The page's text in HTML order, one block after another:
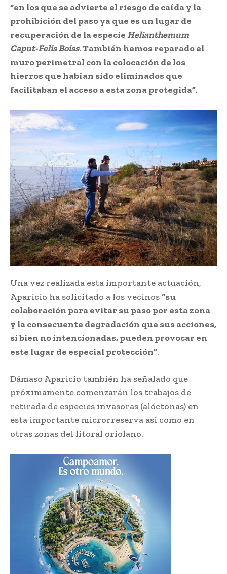
“en los que se advierte el riesgo de caída y la
prohibición del paso ya que es un lugar de
recuperación de la especieHelianthemum
Caput-Felis Boiss. También hemos reparado el
muro perimetral con la colocación de los
hierros que habían sido eliminados que
facilitaban el acceso a esta zona protegida”.
Una vez realizada esta importante actuación,
Aparicio ha solicitado a los vecinos“su
colaboración para evitar su paso por esta zona
y la consecuente degradación que sus acciones,
si bien no intencionadas, pueden provocar en
este lugar de especial protección”.
Dámaso Aparicio también ha señalado que
próximamente comenzarán los trabajos de
retirada de especies invasoras (alóctonas) en
esta importante microrreserva así como en
otras zonas del litoral oriolano.